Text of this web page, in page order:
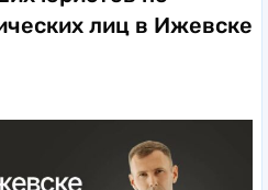
лиц в Ижевске